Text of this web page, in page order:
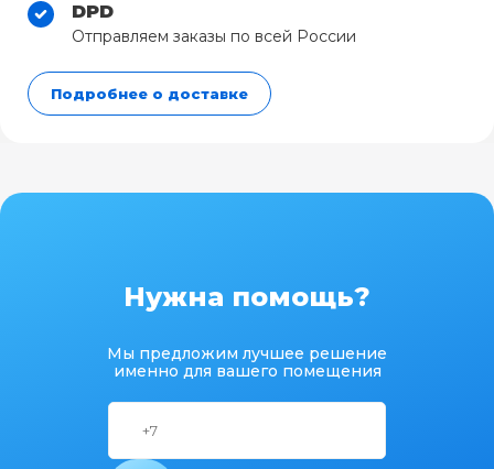
DPD
Отправляем заказы по всей России
Подробнее о доставке
Нужна помощь?
Мы предложим лучшее решение
именно для вашего помещения